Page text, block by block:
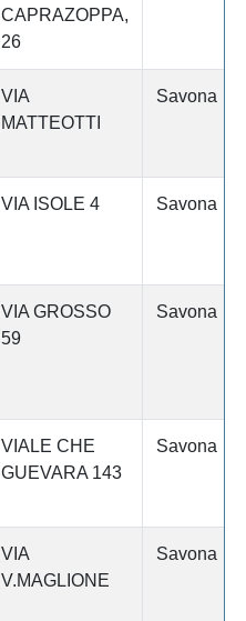
CAPRAZOPPA,
26
VIA
MATTEOTTI
Savona
VIA ISOLE 4 Savona
VIA GROSSO
59
Savona
VIALE CHE
GUEVARA 143
Savona
VIA
V.MAGLIONE
Savona